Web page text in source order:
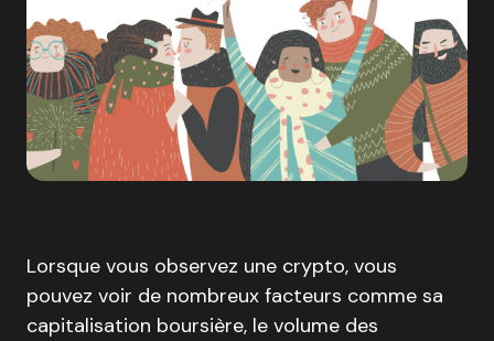
Lorsque vous observez une crypto, vous
pouvez voir de nombreux facteurs comme sa
capitalisation boursière, le volume des